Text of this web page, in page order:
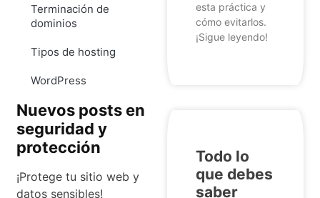
Terminación de
dominios
Tipos de hosting
WordPress
Nuevos posts en
seguridad y
protección
¡Protege tu sitio web y
datos sensibles!
esta práctica y
cómo evitarlos.
¡Sigue leyendo!
Todo lo
que debes
saber